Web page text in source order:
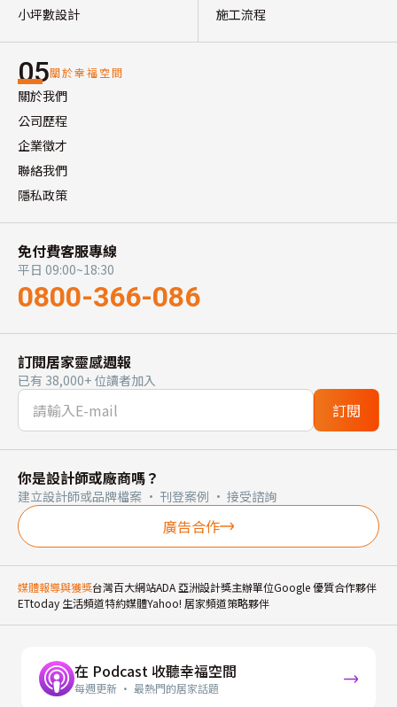
小坪數設計
施工流程
05關於幸福空間
關於我們
公司歷程
企業徵才
聯絡我們
隱私政策
免付費客服專線
平日 09:00~18:30
0800-366-086
訂閱居家靈感週報
已有 38,000+ 位讀者加入
訂閱
你是設計師或廠商嗎？
建立設計師或品牌檔案 · 刊登案例 · 接受諮詢
廣告合作
媒體報導與獲獎台灣百大網站ADA 亞洲設計獎主辦單位Google 優質合作夥伴
ETtoday 生活頻道特約媒體Yahoo! 居家頻道策略夥伴
在 Podcast 收聽幸福空間
每週更新 · 最熱門的居家話題